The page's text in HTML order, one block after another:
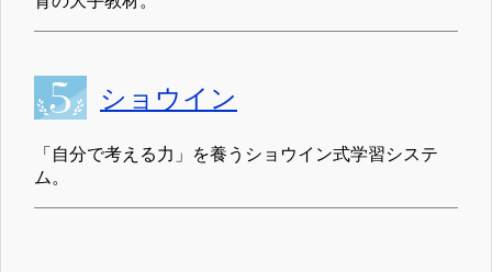
ショウイン
「自分で考える力」を養うショウイン式学習システ
ム。